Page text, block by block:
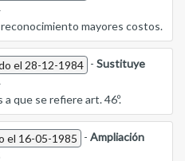
mayores costos.
el 28-12-1984 - Sustituye
que se refiere art. 46º.
el 16-05-1985 - Ampliación